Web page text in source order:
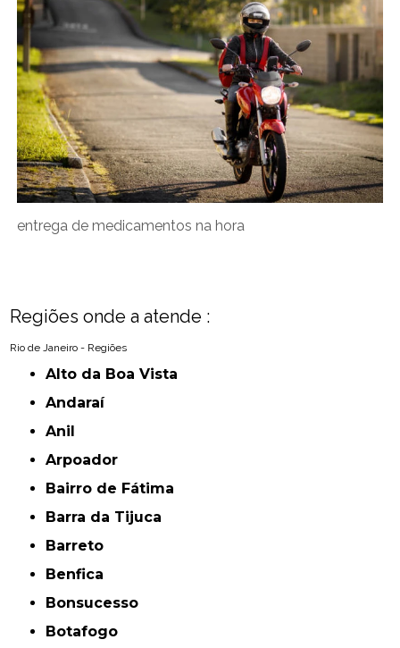
entrega de medicamentos na hora
Regiões onde a atende :
Rio de Janeiro - Regiões
Alto da Boa Vista
Andaraí
Anil
Arpoador
Bairro de Fátima
Barra da Tijuca
Barreto
Benfica
Bonsucesso
Botafogo